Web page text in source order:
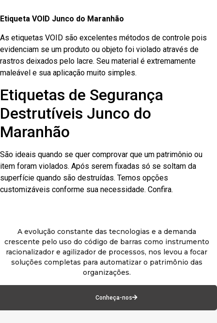
Etiqueta VOID Junco do Maranhão
As etiquetas VOID são excelentes métodos de controle pois
evidenciam se um produto ou objeto foi violado através de
rastros deixados pelo lacre. Seu material é extremamente
maleável e sua aplicação muito simples.
Etiquetas de Segurança
Destrutíveis Junco do
Maranhão
São ideais quando se quer comprovar que um patrimônio ou
item foram violados. Após serem fixadas só se soltam da
superfície quando são destruídas. Temos opções
customizáveis conforme sua necessidade. Confira.
A evolução constante das tecnologias e a demanda
crescente pelo uso do código de barras como instrumento
racionalizador e agilizador de processos, nos levou a focar
soluções completas para automatizar o patrimônio das
organizações.
Conheça-nos